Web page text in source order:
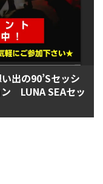
出の90’Sセッシ
LUNA SEAセッ